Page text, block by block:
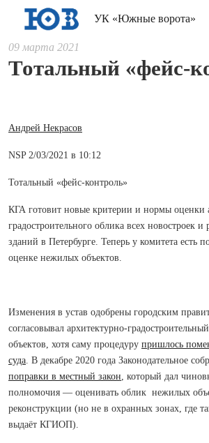
УК «Южные ворота»
09 марта 2021
Тотальный «фейс-
Андрей Некрасов
NSP 2/03/2021 в 10:12
Тотальный «фейс-контроль»
КГА готовит новые критерии и нормы оценки
градостроительного облика всех новостроек и
зданий в Петербурге. Теперь у комитета есть
оценке нежилых объектов.
Изменения в устав одобрены городским
согласовывал архитектурно-
объектов, хотя саму процедуру пришлось
суда. В декабре 2020 года Законодательное
поправки в местный закон, который дал
полномочия — оценивать облик нежилых
реконструкции (но не в охранных зонах, где
выдаёт КГИОП).